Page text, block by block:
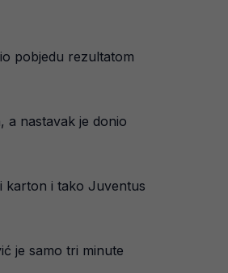
pobjedu rezultatom
a nastavak je donio
karton i tako Juventus
je samo tri minute